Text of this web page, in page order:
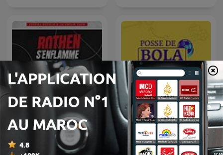
Rothen s'enflamme Posse de Bola